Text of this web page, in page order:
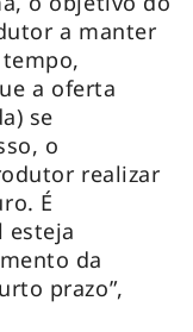
a manter
a oferta
se
o
realizar
É
esteja
da
prazo”,